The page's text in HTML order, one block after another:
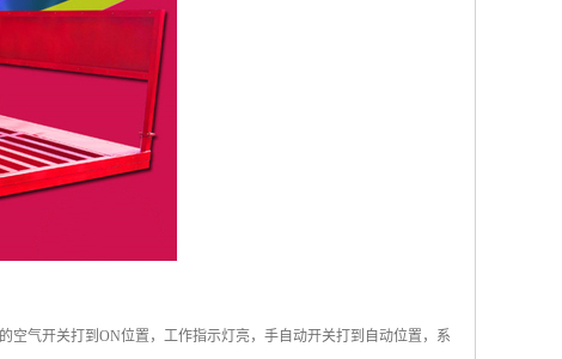
气开关打到ON位置，工作指示灯亮，手自动开关打到自动位置，系